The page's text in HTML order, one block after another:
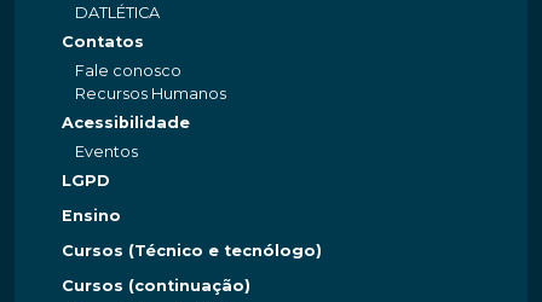
DATLÉTICA
Contatos
Fale conosco
Recursos Humanos
Acessibilidade
Eventos
LGPD
Ensino
Cursos (Técnico e tecnólogo)
Cursos (continuação)